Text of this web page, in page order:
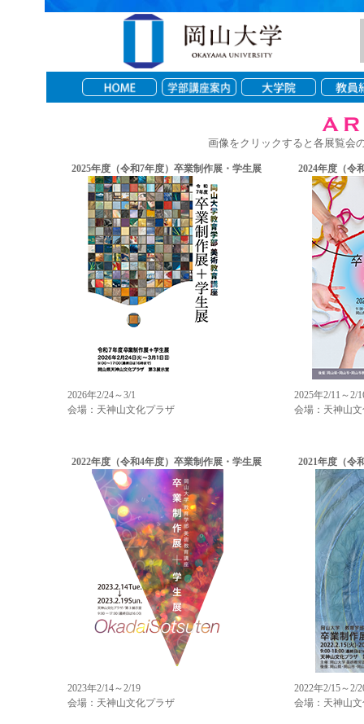
画像をクリックすると各展覧会
2025年度（令和7年度）卒業制作展・学生展
2026年2/24～3/1
会場：天神山文化プラザ
2024年度（令
2025年2/11～2/
会場：天神山
2022年度（令和4年度）卒業制作展・学生展
2023年2/14～2/19
会場：天神山文化プラザ
2021年度（令
2022年2/15～2/
会場：天神山